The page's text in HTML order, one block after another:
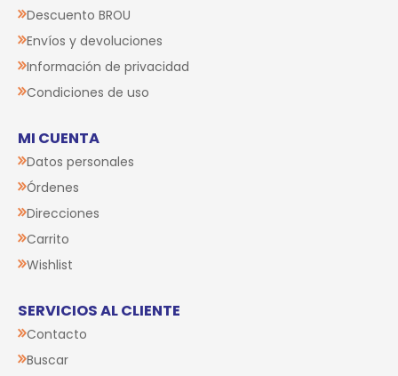
Descuento BROU
Envíos y devoluciones
Información de privacidad
Condiciones de uso
MI CUENTA
Datos personales
Órdenes
Direcciones
Carrito
Wishlist
SERVICIOS AL CLIENTE
Contacto
Buscar